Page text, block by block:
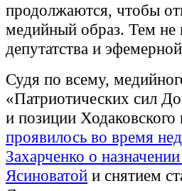
продолжаются, чтобы
медийный образ. Тем не
депутатства и
Судя по всему,
«Патриотических сил
и позиции
проявилось во время
Захарченко о
Ясиноватой и снятием